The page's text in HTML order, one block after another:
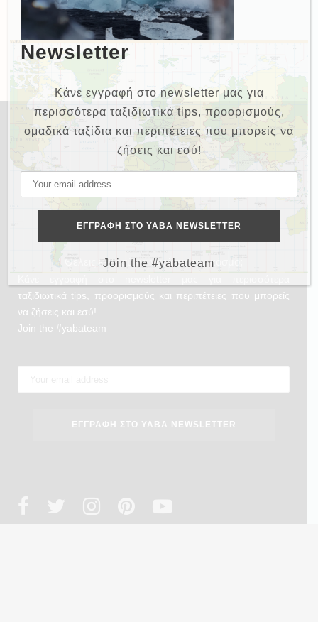
NEWSLETTER
Θέλεις και εσύ να γυρίσεις τον κόσμο;
ταξιδιωτικά tips, προορισμούς και περιπέτειες που μπορείς
να ζήσεις και εσύ!
Join the #yabateam
Newsletter
Κάνε εγγραφή στο newsletter μας για
περισσότερα ταξιδιωτικά tips, προορισμούς,
ομαδικά ταξίδια και περιπέτειες που μπορείς να
ζήσεις και εσύ!
Join the #yabateam